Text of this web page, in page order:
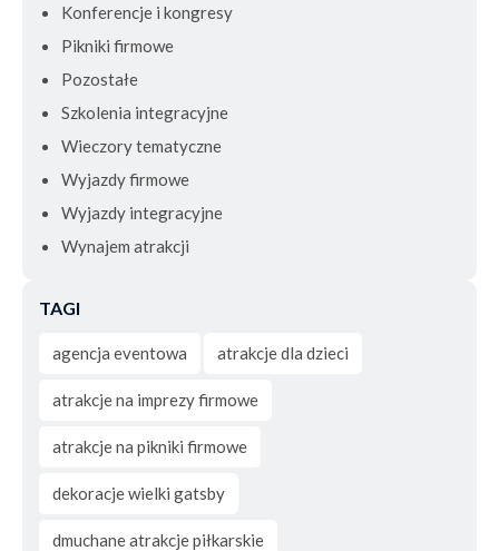
Konferencje i kongresy
Pikniki firmowe
Pozostałe
Szkolenia integracyjne
Wieczory tematyczne
Wyjazdy firmowe
Wyjazdy integracyjne
Wynajem atrakcji
TAGI
agencja eventowa atrakcje dla dzieci
atrakcje na imprezy firmowe
atrakcje na pikniki firmowe
dekoracje wielki gatsby
dmuchane atrakcje piłkarskie